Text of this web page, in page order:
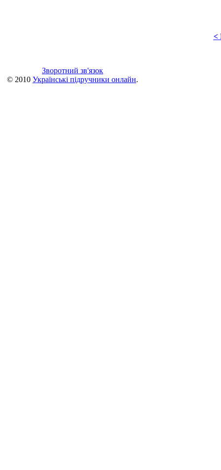
<
Зворотний зв'язок
© 2010 Українські підручники онлайн.